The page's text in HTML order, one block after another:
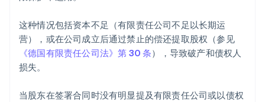
这种情况包括资本不足（有限责任公司不足以长期运
营），或在公司成立后通过禁止的偿还提取股权（参见
《德国有限责任公司法》第 30 条），导致破产和债权人
损失。
当股东在签署合同时没有明显提及有限责任公司或以债权